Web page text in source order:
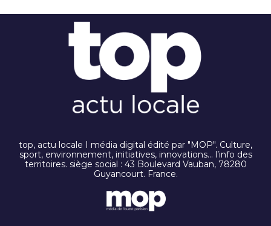
top, actu locale I média digital édité par "MOP". Culture,
sport, environnement, initiatives, innovations… l’info des
territoires. siège social : 43 Boulevard Vauban, 78280
Guyancourt. France.